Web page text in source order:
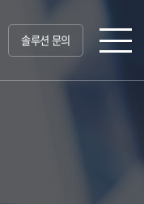
솔루션 문의